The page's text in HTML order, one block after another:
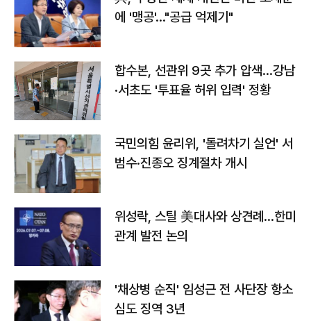
에 '맹공'…"공급 억제기"
합수본, 선관위 9곳 추가 압색…강남
·서초도 '투표율 허위 입력' 정황
국민의힘 윤리위, '돌려차기 실언' 서
범수·진종오 징계절차 개시
위성락, 스틸 美대사와 상견례…한미
관계 발전 논의
'채상병 순직' 임성근 전 사단장 항소
심도 징역 3년